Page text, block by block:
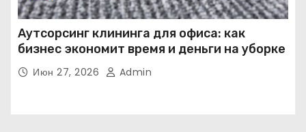
Аутсорсинг клининга для офиса: как
бизнес экономит время и деньги на уборке
Июн 27, 2026 Admin